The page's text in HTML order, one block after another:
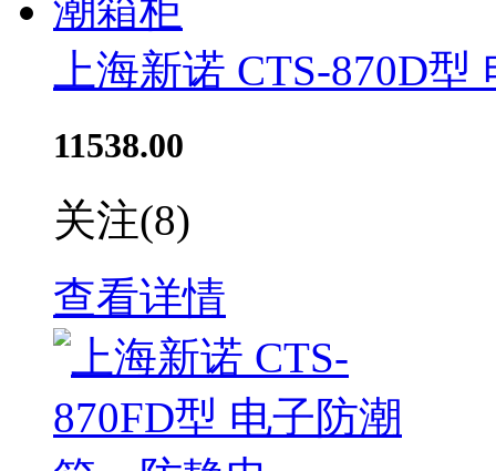
上海新诺 CTS-870D
11538.00
关注(8)
查看详情